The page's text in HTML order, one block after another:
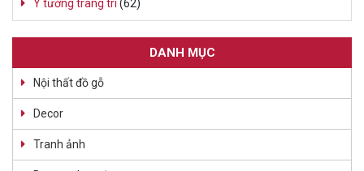
Ý tưởng trang trí(62)
DANH MỤC
Nội thất đồ gỗ
Decor
Tranh ảnh